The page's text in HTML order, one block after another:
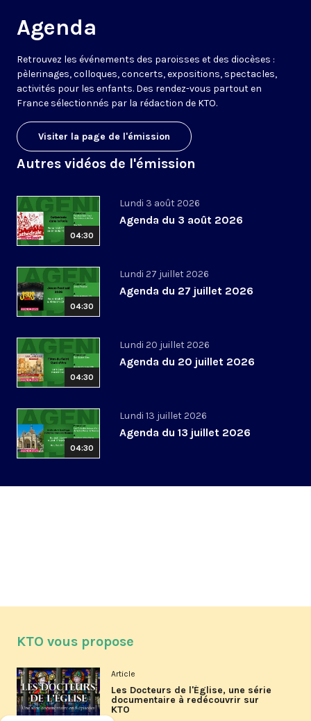
Agenda
Retrouvez les événements des paroisses et des diocèses :
pèlerinages, colloques, concerts, expositions, spectacles,
activités pour les enfants. Des rendez-vous partout en
France sélectionnés par la rédaction de KTO.
Visiter la page de l'émission
Autres vidéos de l'émission
04:30
Lundi 3 août 2026
Agenda du 3 août 2026
04:30
Lundi 27 juillet 2026
Agenda du 27 juillet 2026
04:30
Lundi 20 juillet 2026
Agenda du 20 juillet 2026
04:30
Lundi 13 juillet 2026
Agenda du 13 juillet 2026
KTO vous propose
Article
Les Docteurs de l'Église, une série
documentaire à redécouvrir sur
KTO